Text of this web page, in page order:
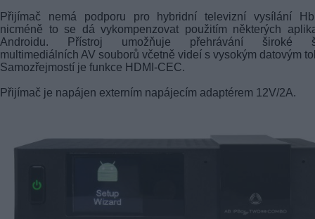
Přijímač nemá podporu pro hybridní televizní vysílání
nicméně to se dá vykompenzovat použitím některých
Androidu. Přístroj umožňuje přehrávání široké
multimediálních AV souborů včetně videí s vysokým datovým
Samozřejmostí je funkce HDMI-CEC.
Přijímač je napájen externím napájecím adaptérem 12V/2A.